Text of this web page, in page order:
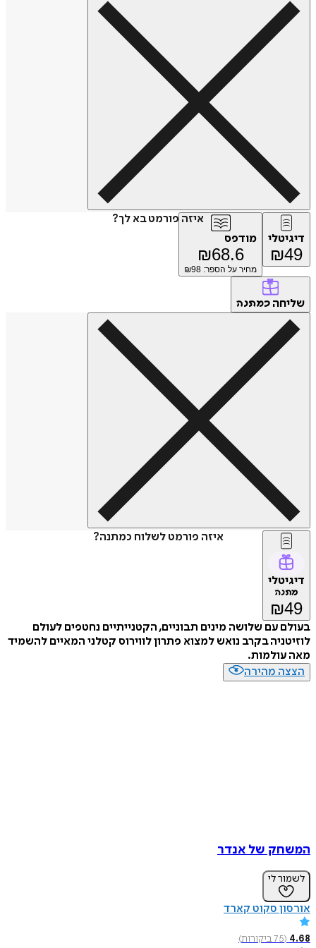
איזה פורמט בא לך?
₪
מודפס
₪68.6
מחיר על הספר: ₪98
כמתנה
איזה פורמט לשלוח כמתנה?
₪
עם שלושה מינים תבוניים, הקטנייתיים נחטפים לעולם
בקרב נואש למצוא פתרון לווירוס קטלני המאיים להשמיד
מהירה
של אנדר
לי
סקוט קארד
75ביקורות)